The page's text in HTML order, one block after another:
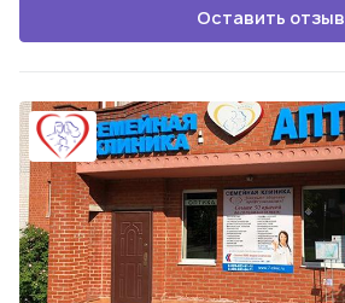
Оставить отзыв